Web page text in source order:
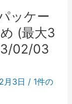
ッケー
(最大3
02/03
月3日 / 1件の